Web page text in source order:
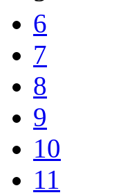
6
7
8
9
10
11